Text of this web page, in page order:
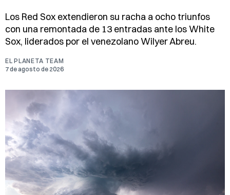
Los Red Sox extendieron su racha a ocho triunfos
con una remontada de 13 entradas ante los White
Sox, liderados por el venezolano Wilyer Abreu.
EL PLANETA TEAM
7 de agosto de 2026